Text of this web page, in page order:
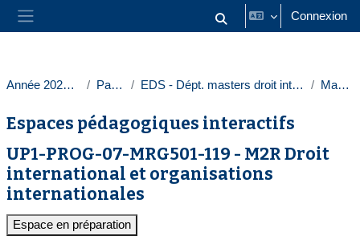
Passer au contenu principal
Panneau latéral Activer/désactiver la saisie
Connexion
Année 2023-2024 Paris 1 EDS - Dépt. masters droit intern. europ. Masters
Espaces pédagogiques interactifs
UP1-PROG-07-MRG501-119 - M2R Droit
international et organisations
internationales
Espace en préparation